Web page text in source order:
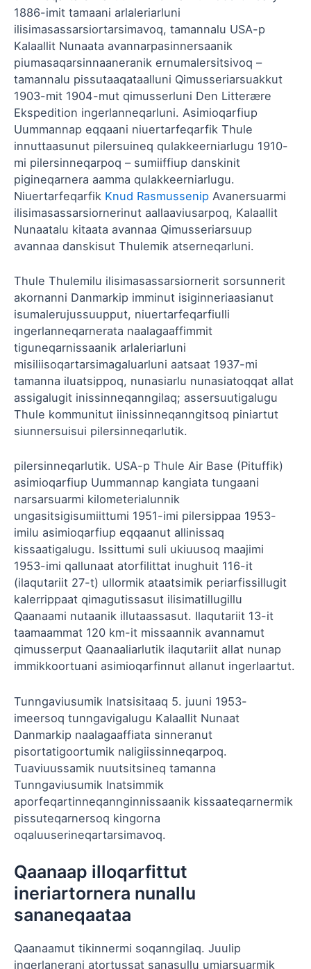
1886-imit tamaani arlaleriarluni
ilisimasassarsiortarsimavoq, tamannalu USA-p
Kalaallit Nunaata avannarpasinnersaanik
piumasaqarsinnaaneranik ernumalersitsivoq –
tamannalu pissutaaqataalluni Qimusseriarsuakkut
1903-mit 1904-mut qimusserluni Den Litterære
Ekspedition ingerlanneqarluni. Asimioqarfiup
Uummannap eqqaani niuertarfeqarfik Thule
innuttaasunut pilersuineq qulakkeerniarlugu 1910-
mi pilersinneqarpoq – sumiiffiup danskinit
pigineqarnera aamma qulakkeerniarlugu.
Niuertarfeqarfik Knud Rasmussenip Avanersuarmi
ilisimasassarsiornerinut aallaaviusarpoq, Kalaallit
Nunaatalu kitaata avannaa Qimusseriarsuup
avannaa danskisut Thulemik atserneqarluni.
Thule Thulemilu ilisimasassarsiornerit sorsunnerit
akornanni Danmarkip imminut isiginneriaasianut
isumalerujussuupput, niuertarfeqarfiulli
ingerlanneqarnerata naalagaaffimmit
tiguneqarnissaanik arlaleriarluni
misiliisoqartarsimagaluarluni aatsaat 1937-mi
tamanna iluatsippoq, nunasiarlu nunasiatoqqat allat
assigalugit inissinneqanngilaq; assersuutigalugu
Thule kommunitut iinissinneqanngitsoq piniartut
siunnersuisui pilersinneqarlutik.
pilersinneqarlutik. USA-p Thule Air Base (Pituffik)
asimioqarfiup Uummannap kangiata tungaani
narsarsuarmi kilometerialunnik
ungasitsigisumiittumi 1951-imi pilersippaa 1953-
imilu asimioqarfiup eqqaanut allinissaq
kissaatigalugu. Issittumi suli ukiuusoq maajimi
1953-imi qallunaat atorfilittat inughuit 116-it
(ilaqutariit 27-t) ullormik ataatsimik periarfissillugit
kalerrippaat qimagutissasut ilisimatillugillu
Qaanaami nutaanik illutaassasut. Ilaqutariit 13-it
taamaammat 120 km-it missaannik avannamut
qimusserput Qaanaaliarlutik ilaqutariit allat nunap
immikkoortuani asimioqarfinnut allanut ingerlaartut.
Tunngaviusumik Inatsisitaaq 5. juuni 1953-
imeersoq tunngavigalugu Kalaallit Nunaat
Danmarkip naalagaaffiata sinneranut
pisortatigoortumik naligiissinneqarpoq.
Tuaviuussamik nuutsitsineq tamanna
Tunngaviusumik Inatsimmik
aporfeqartinneqannginnissaanik kissaateqarnermik
pissuteqarnersoq kingorna
oqaluuserineqartarsimavoq.
Qaanaap illoqarfittut
ineriartornera nunallu
sananeqaataa
Qaanaamut tikinnermi soqanngilaq. Juulip
ingerlanerani atortussat sanasullu umiarsuarmik